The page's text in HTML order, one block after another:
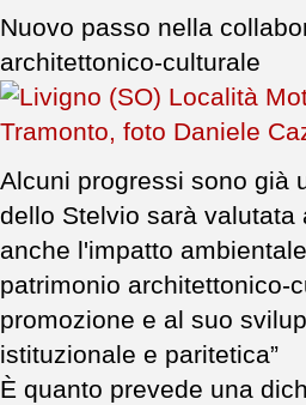
Nuovo passo nella
architettonico-culturale
Alcuni progressi sono già
dello Stelvio sarà valutata
anche l'impatto
patrimonio architettonico-
promozione e al suo
istituzionale e paritetica”
È quanto prevede una